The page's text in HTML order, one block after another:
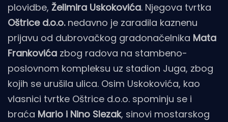
plovidbe, Želimira Uskokovića. Njegova tvrtka
Oštrice d.o.o.nedavno je zaradila kaznenu
prijavu od dubrovačkog gradonačelnika Mata
Frankovića zbog radova na stambeno-
poslovnom kompleksu uz stadion Juga, zbog
kojih se urušila ulica. Osim Uskokovića, kao
vlasnici tvrtke Oštrice d.o.o. spominju se i
braća Mario i Nino Slezak, sinovi mostarskog